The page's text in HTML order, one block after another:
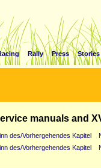
Rally Press Stories
manuals and
des/Vorhergehendes Kapitel
des/Vorhergehendes Kapitel